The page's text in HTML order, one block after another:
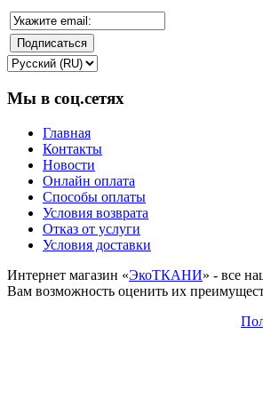
Мы в соц.сетях
Главная
Контакты
Новости
Онлайн оплата
Способы оплаты
Условия возврата
Отказ от услуги
Условия доставки
Интернет магазин «ЭкоТКАНИ» - все
Вам возможность оценить их